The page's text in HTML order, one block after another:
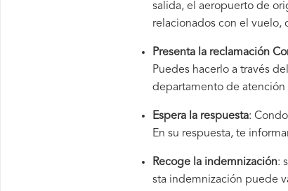
salida, el aeropuerto de
relacionados con el vuelo,
Presenta la reclamación
Puedes hacerlo a través
departamento de atención
Espera la respuesta:
En su respuesta, te
Recoge la indemnización:
sta indemnización puede